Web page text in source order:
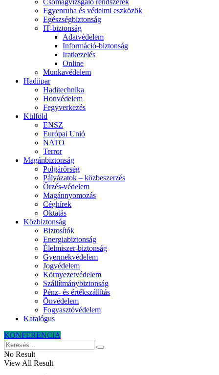
Csomagvizsgáló rendszerek
Egyenruha és védelmi eszközök
Egészségbiztonság
IT-biztonság
Adatvédelem
Információ-biztonság
Iratkezelés
Online
Munkavédelem
Hadiipar
Haditechnika
Honvédelem
Fegyverkezés
Külföld
ENSZ
Európai Unió
NATO
Terror
Magánbiztonság
Polgárőrség
Pályázatok – közbeszerzés
Őrzés-védelem
Magánnyomozás
Céghírek
Oktatás
Közbiztonság
Biztosítók
Energiabiztonság
Élelmiszer-biztonság
Gyermekvédelem
Jogvédelem
Környezetvédelem
Szállítmánybiztonság
Pénz- és értékszállítás
Önvédelem
Fogyasztóvédelem
Katalógus
KONFERENCIA
No Result
View All Result